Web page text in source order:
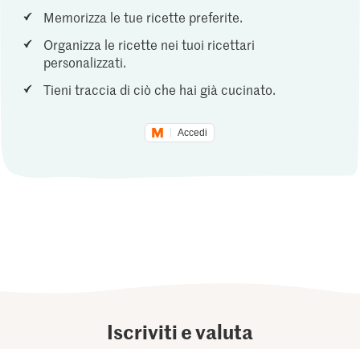
Memorizza le tue ricette preferite.
Organizza le ricette nei tuoi ricettari
personalizzati.
Tieni traccia di ciò che hai già cucinato.
Accedi
Iscriviti e valuta